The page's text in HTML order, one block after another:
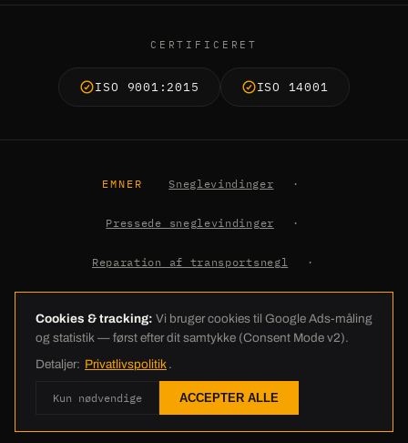
CERTIFICERET
ISO 9001:2015 ISO 14001
EMNER Sneglevindinger ·
Pressede sneglevindinger ·
Reparation af transportsnegl ·
© 2026 C.E. Schneckenflügel GmbH · Industriestraße 26 · 26188 Edewecht
· +49 4405 23837-0 · info@ces-europe.com ·
· AGB Cookie-indstillinger
Cookies & tracking: Vi bruger cookies til Google Ads-måling
og statistik — først efter dit samtykke (Consent Mode v2).
Detaljer: Privatlivspolitik .
Kun nødvendige ACCEPTER ALLE